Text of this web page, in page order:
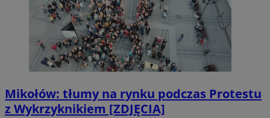
Mikołów: tłumy na rynku podczas Protestu
z Wykrzyknikiem [ZDJĘCIA]